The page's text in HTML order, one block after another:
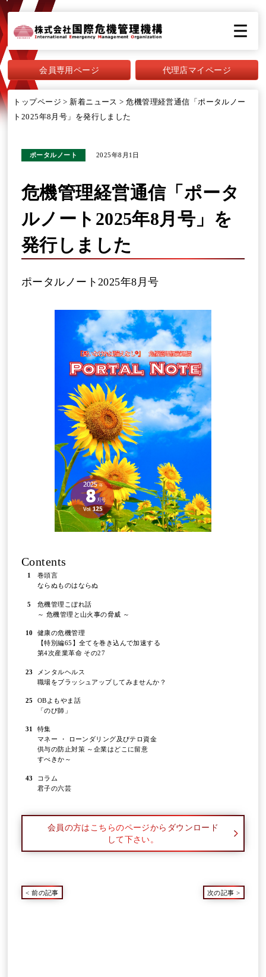
会員専用ページ 代理店マイページ
トップページ > 新着ニュース >危機管理経営通信「ポータルノー
ト2025年8月号」を発行しました
ポータルノート 2025年8月1日
危機管理経営通信「ポータ
ルノート2025年8月号」を
発行しました
ポータルノート2025年8月号
Contents
1
巻頭言
ならぬものはならぬ
5
危機管理こぼれ話
～ 危機管理と山火事の脅威 ～
10
健康の危機管理
【特別編65】全てを巻き込んで加速する
第4次産業革命 その27
23
メンタルヘルス
職場をブラッシュアップしてみませんか？
25
OBよもやま話
「のび師」
31
特集
マネー ・ ローンダリング及びテロ資金
供与の防止対策 ～企業はどこに留意
すべきか～
43
コラム
君子の六芸
会員の方はこちらのページからダウンロード
して下さい。
<前の記事 次の記事 >